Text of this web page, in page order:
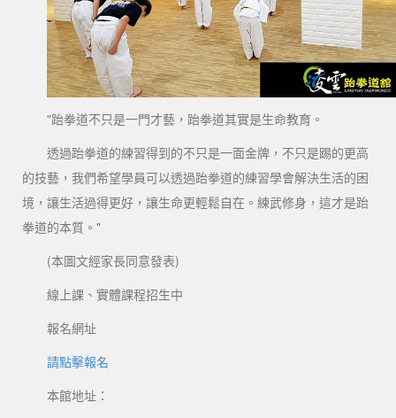
"跆拳道不只是一門才藝，跆拳道其實是生命教育。
透過跆拳道的練習得到的不只是一面金牌，不只是踢的更高
的技藝，我們希望學員可以透過跆拳道的練習學會解決生活的困
境，讓生活過得更好，讓生命更輕鬆自在。練武修身，這才是跆
拳道的本質。"
(本圖文經家長同意發表)
線上課、實體課程招生中
報名網址
請點擊報名
本館地址：